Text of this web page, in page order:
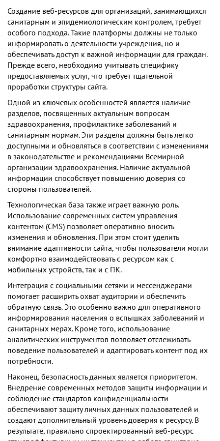
Создание веб-ресурсов для организаций, занимающихся
санитарным и эпидемиологическим контролем, требует
особого подхода. Такие платформы должны не только
информировать о деятельности учреждения, но и
обеспечивать доступ к важной информации для граждан.
Прежде всего, необходимо учитывать специфику
предоставляемых услуг, что требует тщательной
проработки структуры сайта.
Одной из ключевых особенностей является наличие
разделов, посвященных актуальным вопросам
здравоохранения, профилактике заболеваний и
санитарным нормам. Эти разделы должны быть легко
доступными и обновляться в соответствии с изменениями
в законодательстве и рекомендациями Всемирной
организации здравоохранения. Наличие актуальной
информации способствует повышению доверия со
стороны пользователей.
Технологическая база также играет важную роль.
Использование современных систем управления
контентом (CMS) позволяет оперативно вносить
изменения и обновления. При этом стоит уделить
внимание адаптивности сайта, чтобы пользователи могли
комфортно взаимодействовать с ресурсом как с
мобильных устройств, так и с ПК.
Интеграция с социальными сетями и мессенджерами
помогает расширить охват аудитории и обеспечить
обратную связь. Это особенно важно для оперативного
информирования населения о вспышках заболеваний и
санитарных мерах. Кроме того, использование
аналитических инструментов позволяет отслеживать
поведение пользователей и адаптировать контент под их
потребности.
Наконец, безопасность данных является приоритетом.
Внедрение современных методов защиты информации и
соблюдение стандартов конфиденциальности
обеспечивают защиту личных данных пользователей и
создают дополнительный уровень доверия к ресурсу. В
результате, правильно спроектированный веб-ресурс